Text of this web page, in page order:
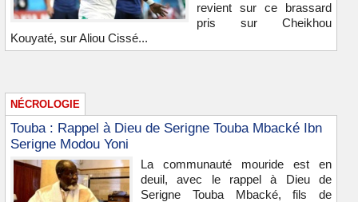
revient sur ce brassard
pris sur Cheikhou
Kouyaté, sur Aliou Cissé...
NÉCROLOGIE
Touba : Rappel à Dieu de Serigne Touba Mbacké Ibn
Serigne Modou Yoni
La communauté mouride est en
deuil, avec le rappel à Dieu de
Serigne Touba Mbacké, fils de